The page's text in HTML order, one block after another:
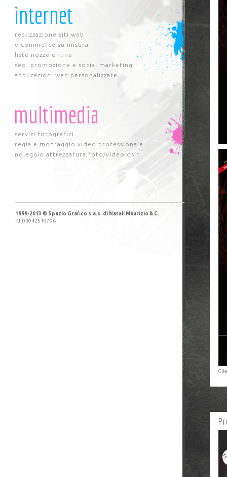
internet
realizzazione siti web
e-commerce su misura
liste nozze online
seo, promozione e social marketing
applicazioni web personalizzate
multimedia
servizi fotografici
regia e montaggio video professionale
noleggio attrezzatura foto/video dslr
1999-2013 © Spazio Grafico s.a.s. di Natali Maurizio & C.
P.I. 03042510796